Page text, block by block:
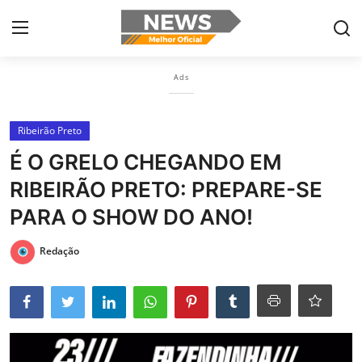
Home
Botelhos
Contact
Ribeirão Preto
Últimas nóticias
Portugûes
Ads
Ribeirão Preto
É O GRELO CHEGANDO EM
RIBEIRÃO PRETO: PREPARE-SE
PARA O SHOW DO ANO!
Redação
×